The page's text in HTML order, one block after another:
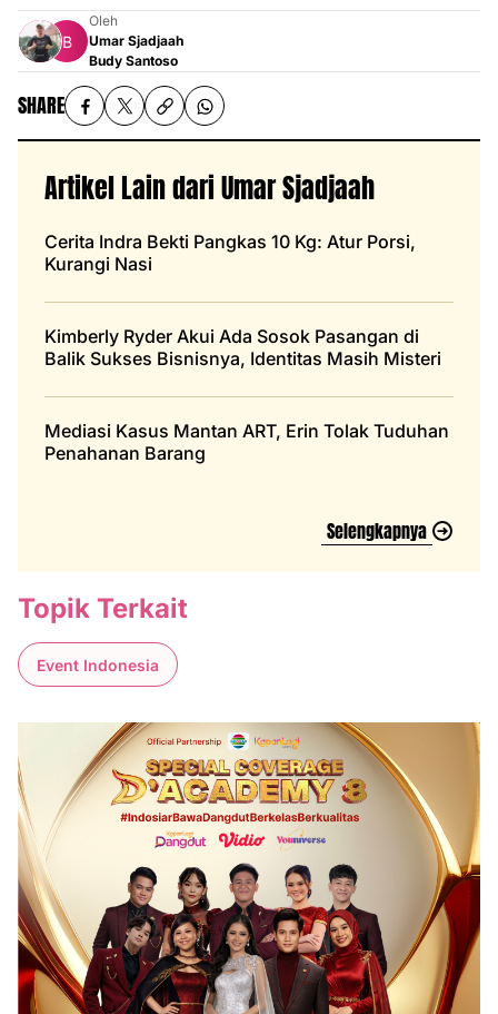
Oleh
Umar Sjadjaah
Budy Santoso
SHARE
Artikel Lain dari Umar Sjadjaah
Cerita Indra Bekti Pangkas 10 Kg: Atur Porsi,
Kurangi Nasi
Kimberly Ryder Akui Ada Sosok Pasangan di
Balik Sukses Bisnisnya, Identitas Masih Misteri
Mediasi Kasus Mantan ART, Erin Tolak Tuduhan
Penahanan Barang
Selengkapnya
Topik Terkait
Event Indonesia